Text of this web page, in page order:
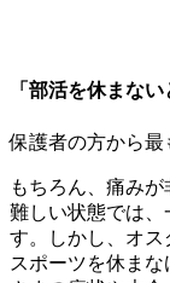
「部活を休まな
保護者の方から最
もちろん、痛み
難しい状態では
す。しかし、オス
スポーツを休ま